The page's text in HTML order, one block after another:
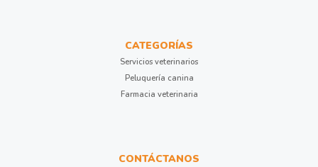
CATEGORÍAS
Servicios veterinarios
Peluquería canina
Farmacia veterinaria
CONTÁCTANOS